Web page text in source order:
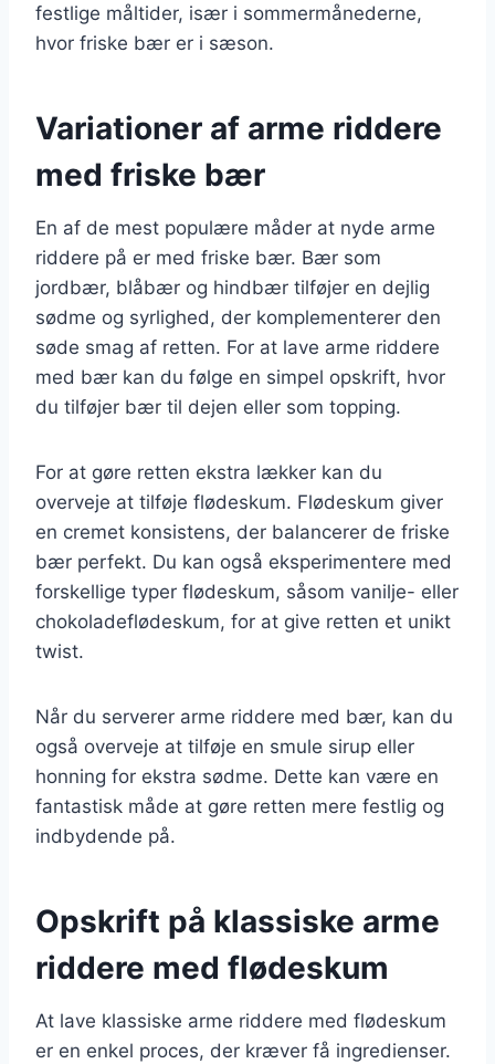
festlige måltider, især i sommermånederne,
hvor friske bær er i sæson.
Variationer af arme riddere
med friske bær
En af de mest populære måder at nyde arme
riddere på er med friske bær. Bær som
jordbær, blåbær og hindbær tilføjer en dejlig
sødme og syrlighed, der komplementerer den
søde smag af retten. For at lave arme riddere
med bær kan du følge en simpel opskrift, hvor
du tilføjer bær til dejen eller som topping.
For at gøre retten ekstra lækker kan du
overveje at tilføje flødeskum. Flødeskum giver
en cremet konsistens, der balancerer de friske
bær perfekt. Du kan også eksperimentere med
forskellige typer flødeskum, såsom vanilje- eller
chokoladeflødeskum, for at give retten et unikt
twist.
Når du serverer arme riddere med bær, kan du
også overveje at tilføje en smule sirup eller
honning for ekstra sødme. Dette kan være en
fantastisk måde at gøre retten mere festlig og
indbydende på.
Opskrift på klassiske arme
riddere med flødeskum
At lave klassiske arme riddere med flødeskum
er en enkel proces, der kræver få ingredienser.